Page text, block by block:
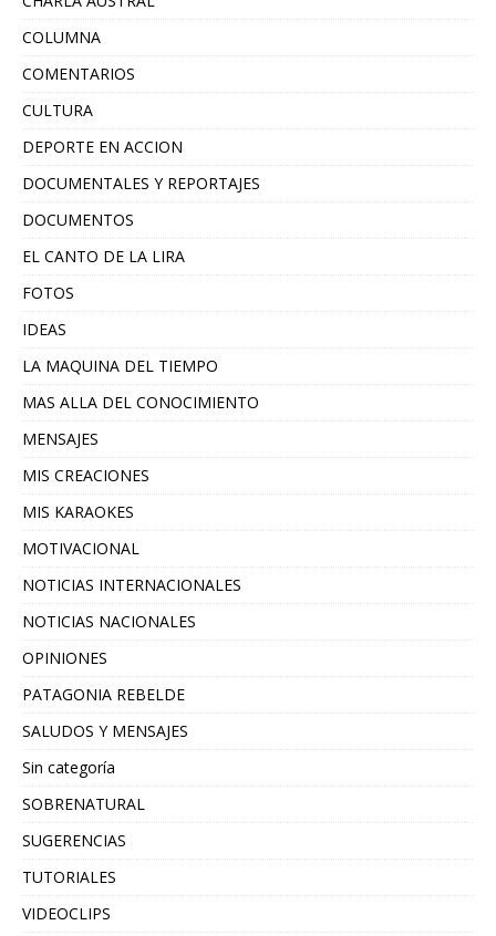
COLUMNA
COMENTARIOS
CULTURA
DEPORTE EN ACCION
DOCUMENTALES Y REPORTAJES
DOCUMENTOS
EL CANTO DE LA LIRA
FOTOS
IDEAS
LA MAQUINA DEL TIEMPO
MAS ALLA DEL CONOCIMIENTO
MENSAJES
MIS CREACIONES
MIS KARAOKES
MOTIVACIONAL
NOTICIAS INTERNACIONALES
NOTICIAS NACIONALES
OPINIONES
PATAGONIA REBELDE
SALUDOS Y MENSAJES
Sin categoría
SOBRENATURAL
SUGERENCIAS
TUTORIALES
VIDEOCLIPS